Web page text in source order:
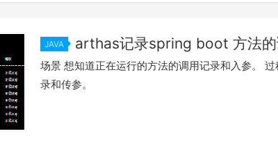
JAVA arthas记录spring boot 方法的
场景 想知道正在运行的方法的调用记录和入参。
录和传参。